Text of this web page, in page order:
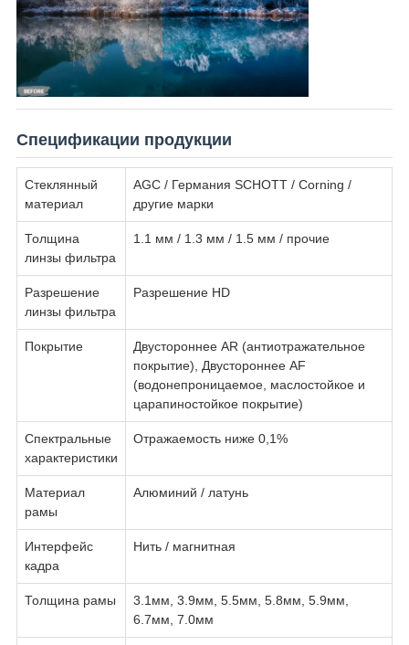
Спецификации продукции
Стеклянный
материал
AGC / Германия SCHOTT / Corning /
другие марки
Толщина
линзы фильтра
1.1 мм / 1.3 мм / 1.5 мм / прочие
Разрешение
линзы фильтра
Разрешение HD
Покрытие
Двустороннее AR (антиотражательное
покрытие), Двустороннее AF
(водонепроницаемое, маслостойкое и
царапиностойкое покрытие)
Спектральные
характеристики
Отражаемость ниже 0,1%
Материал
рамы
Алюминий / латунь
Интерфейс
кадра
Нить / магнитная
Толщина рамы
3.1мм, 3.9мм, 5.5мм, 5.8мм, 5.9мм,
6.7мм, 7.0мм